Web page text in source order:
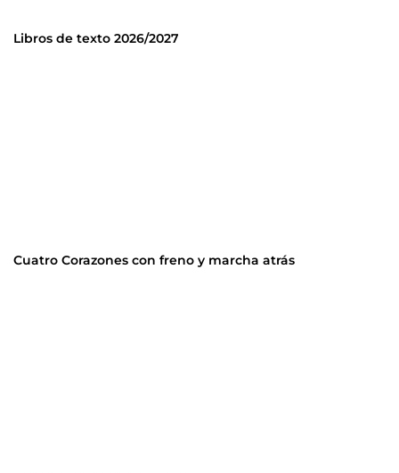
Libros de texto 2026/2027
Cuatro Corazones con freno y marcha atrás